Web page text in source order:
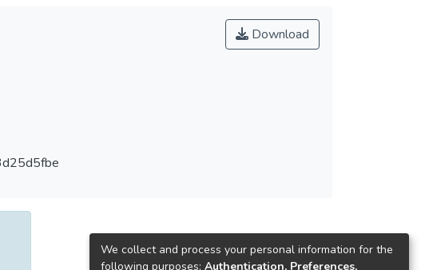
Download
We collect and process your personal information for the
following purposes: Authentication, Preferences,